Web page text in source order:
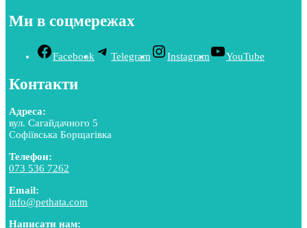
Ми в соцмережах
Facebook Telegram Instagram YouTube
Контакти
Адреса:
вул. Сагайдачного 5
Софіївська Борщагівка
Телефон:
073 536 7262
Email:
info@pethata.com
Написати нам: